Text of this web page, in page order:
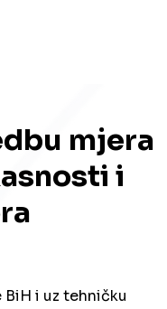
mjera
i
BiH i uz tehničku